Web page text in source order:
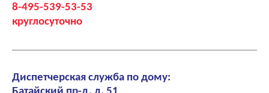
8-495-539-53-53
круглосуточно
Диспетчерская служба по дому: